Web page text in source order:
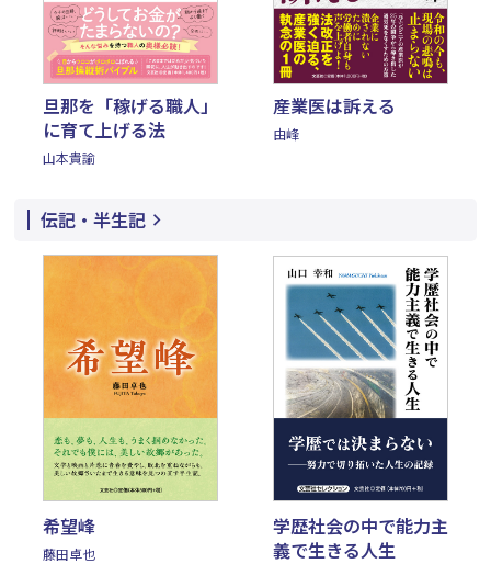
旦那を「稼げる職人」
に育て上げる法
山本貴諭
産業医は訴える
由峰
伝記・半生記
希望峰
藤田卓也
学歴社会の中で能力主
義で生きる人生